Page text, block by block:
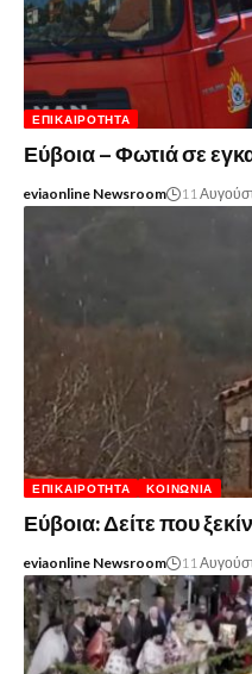
ΕΠΙΚΑΙΡΌΤΗΤΑ
Εύβοια – Φωτιά σε
eviaonline Newsroom 11
ΕΠΙΚΑΙΡΌΤΗΤΑ ΚΟΙΝΩΝΊΑ
Εύβοια: Δείτε που
eviaonline Newsroom 11